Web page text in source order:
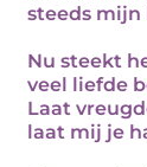
steeds mijn
Nu steekt
veel liefde
Laat
laat mij je